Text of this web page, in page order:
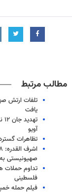
مطالب مرتبط
یافت
آویو
تظاهرات
صهیونیستی
تداوم حملات
فلسطینی
فیلم حمله